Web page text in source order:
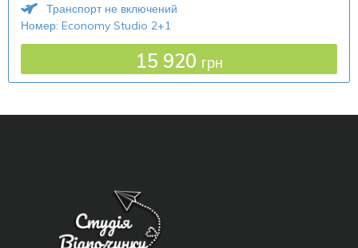
Транспорт не включений
Номер: Economy Studio 2+1
15 920 грн